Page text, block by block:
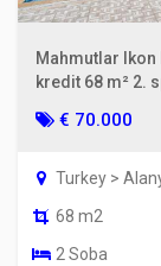
Mahmutlar
kredit 68 m² 2.
€ 70.000
Turkey >
68 m2
2 Soba